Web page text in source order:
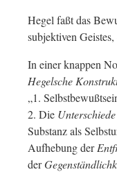
Hegel faßt das
subjektiven
In einer knappen
Hegelsche
„1.
2. Die Unterschiede
Substanz als
Aufhebung der
der